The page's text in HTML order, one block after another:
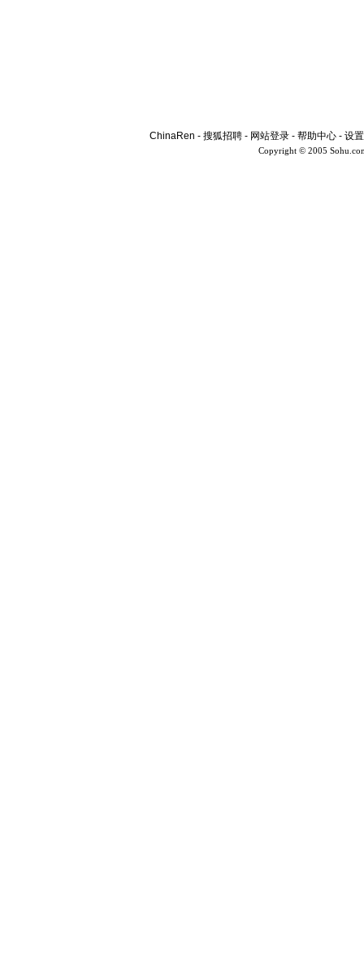
ChinaRen - 搜狐招聘 - 网站登录 - 帮助中心 - 设
Copyright © 2005